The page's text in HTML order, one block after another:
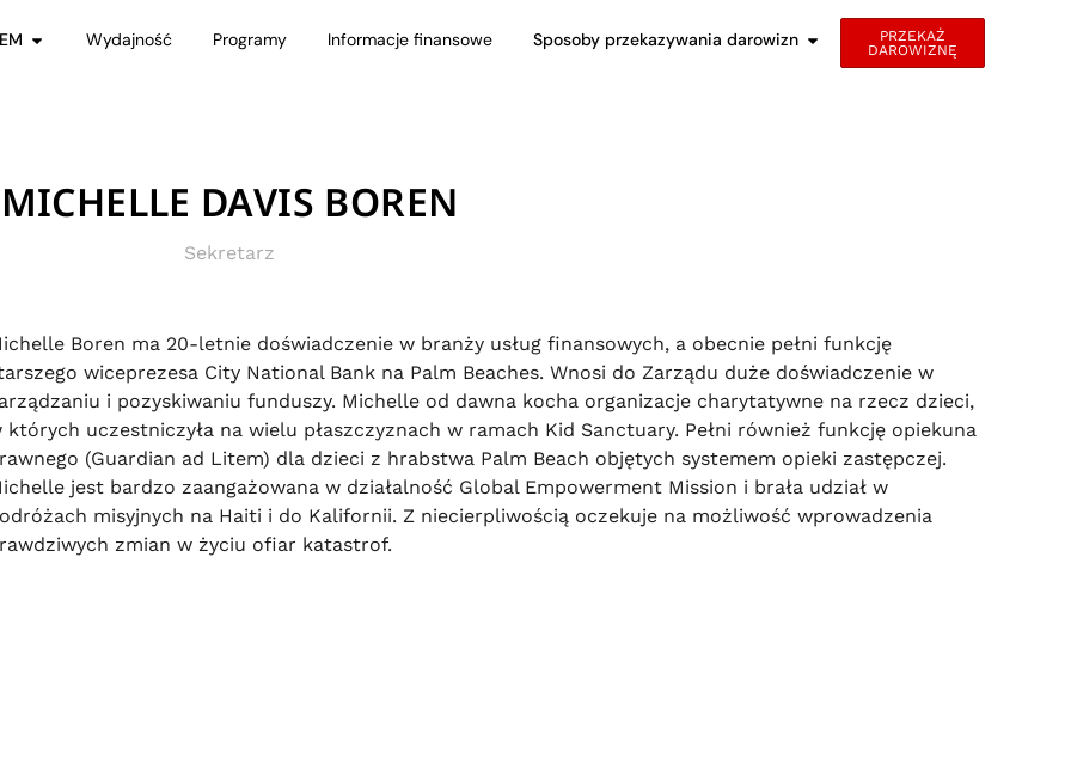
Wydajność Programy Informacje finansowe Sposoby przekazywania darowizn
PRZEKAŻ
DAROWIZNĘ
MICHELLE DAVIS BOREN
Sekretarz
Boren ma 20-letnie doświadczenie w branży usług finansowych, a obecnie pełni funkcję
wiceprezesa City National Bank na Palm Beaches. Wnosi do Zarządu duże doświadczenie w
i pozyskiwaniu funduszy. Michelle od dawna kocha organizacje charytatywne na rzecz dzieci,
których uczestniczyła na wielu płaszczyznach w ramach Kid Sanctuary. Pełni również funkcję opiekuna
(Guardian ad Litem) dla dzieci z hrabstwa Palm Beach objętych systemem opieki zastępczej.
jest bardzo zaangażowana w działalność Global Empowerment Mission i brała udział w
misyjnych na Haiti i do Kalifornii. Z niecierpliwością oczekuje na możliwość wprowadzenia
zmian w życiu ofiar katastrof.